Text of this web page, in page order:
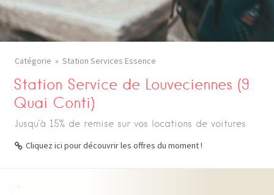
Catégorie Station Services Essence
Station Service de Louveciennes (9
Quai Conti)
Jusqu'à 15% de remise sur vos locations de voitures
Cliquez ici pour découvrir les offres du moment !